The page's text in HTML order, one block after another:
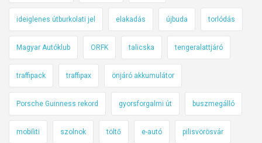
ideiglenes útburkolati jel elakadás újbuda torlódás
Magyar Autóklub ORFK talicska tengeralattjáró
traffipack traffipax önjáró akkumulátor
Porsche Guinness rekord gyorsforgalmi út buszmegálló
mobiliti szolnok töltő e-autó pilisvörösvár